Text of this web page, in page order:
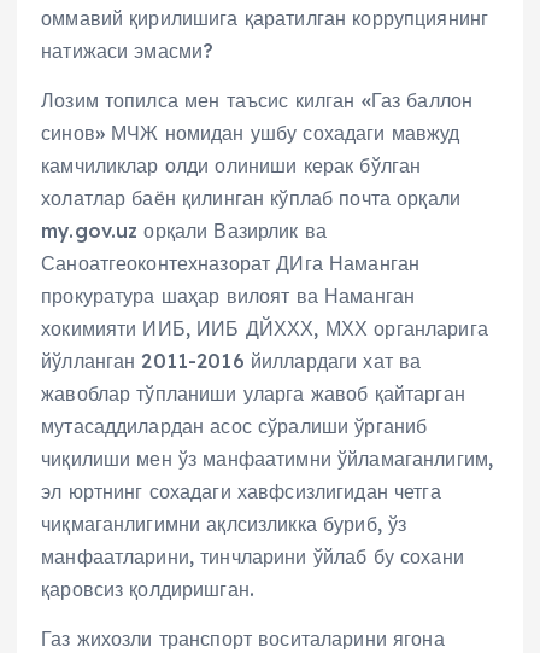
оммавий қирилишига қаратилган коррупциянинг
натижаси эмасми?
Лозим топилса мен таъсис килган «Газ баллон
синов» МЧЖ номидан ушбу сохадаги мавжуд
камчиликлар олди олиниши керак бўлган
холатлар баён қилинган кўплаб почта орқали
my.gov.uz орқали Вазирлик ва
Саноатгеоконтехназорат ДИга Наманган
прокуратура шаҳар вилоят ва Наманган
хокимияти ИИБ, ИИБ ДЙХХХ, МХХ органларига
йўлланган 2011-2016 йиллардаги хат ва
жавоблар тўпланиши уларга жавоб қайтарган
мутасаддилардан асос сўралиши ўрганиб
чиқилиши мен ўз манфаатимни ўйламаганлигим,
эл юртнинг сохадаги хавфсизлигидан четга
чиқмаганлигимни ақлсизликка буриб, ўз
манфаатларини, тинчларини ўйлаб бу сохани
қаровсиз қолдиришган.
Газ жихозли транспорт воситаларини ягона